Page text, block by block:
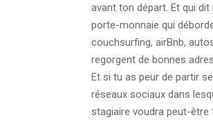
avant ton départ. Et qui
porte-monnaie qui
couchsurfing, airBnb,
regorgent de bonnes
Et si tu as peur de partir
réseaux sociaux dans
stagiaire voudra peut-être